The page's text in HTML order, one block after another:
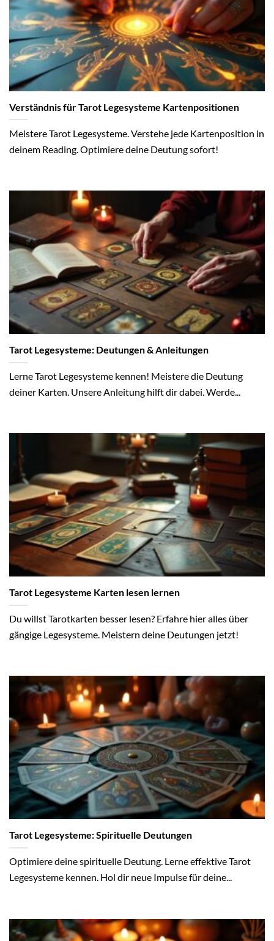
Verständnis für Tarot Legesysteme Kartenpositionen
Meistere Tarot Legesysteme. Verstehe jede Kartenposition in
deinem Reading. Optimiere deine Deutung sofort!
Tarot Legesysteme: Deutungen & Anleitungen
Lerne Tarot Legesysteme kennen! Meistere die Deutung
deiner Karten. Unsere Anleitung hilft dir dabei. Werde...
Tarot Legesysteme Karten lesen lernen
Du willst Tarotkarten besser lesen? Erfahre hier alles über
gängige Legesysteme. Meistern deine Deutungen jetzt!
Tarot Legesysteme: Spirituelle Deutungen
Optimiere deine spirituelle Deutung. Lerne effektive Tarot
Legesysteme kennen. Hol dir neue Impulse für deine...